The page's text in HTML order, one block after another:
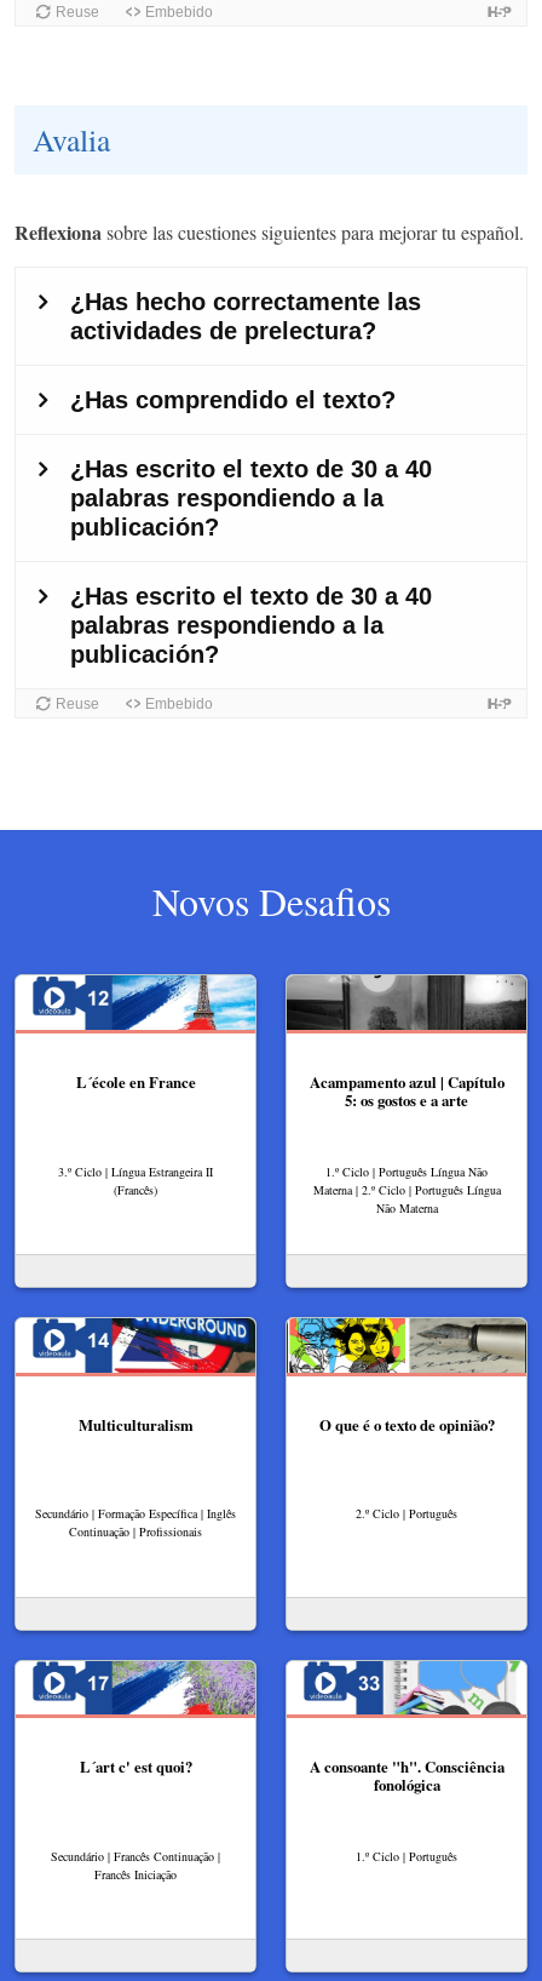
Avalia
Reflexionasobre las cuestiones siguientes para mejorar tu español.
Novos Desafios
L´école en France
3.º Ciclo | Língua Estrangeira II
(Francês)
Acampamento azul | Capítulo
5: os gostos e a arte
1.º Ciclo | Português Língua Não
Materna | 2.º Ciclo | Português Língua
Não Materna
Multiculturalism
Secundário | Formação Específica | Inglês
Continuação | Profissionais
O que é o texto de opinião?
2.º Ciclo | Português
L´art c' est quoi?
Secundário | Francês Continuação |
Francês Iniciação
A consoante "h". Consciência
fonológica
1.º Ciclo | Português